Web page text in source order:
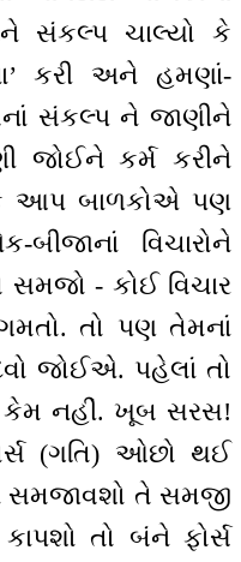
સંકલ્પ ચાલ્યો કે
કરી અને હમણાં-
સંકલ્પ ને જાણીને
જોઈને કર્મ કરીને
કે આપ બાળકોએ પણ
વિચારોને
- કોઈ વિચાર
તો પણ તેમનાં
જોઈએ. પહેલાં તો
કેમ નહીં. ખૂબ સરસ!
(ગતિ) ઓછો થઈ
સમજાવશો તે સમજી
તો બંને ફોર્સ